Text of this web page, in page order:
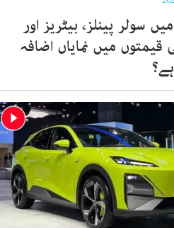
سولر پینلز، بیٹریز اور
قیمتوں میں نمایاں اضافہ